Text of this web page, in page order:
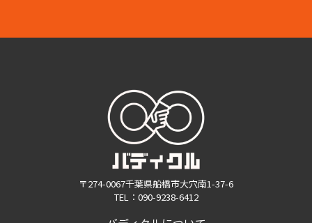
〒274-0067千葉県船橋市大穴南1-37-6
TEL：090-9238-6412